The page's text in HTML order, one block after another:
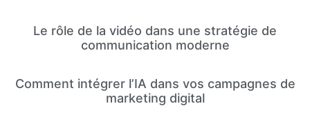
Le rôle de la vidéo dans une stratégie de
communication moderne
Comment intégrer l’IA dans vos campagnes de
marketing digital